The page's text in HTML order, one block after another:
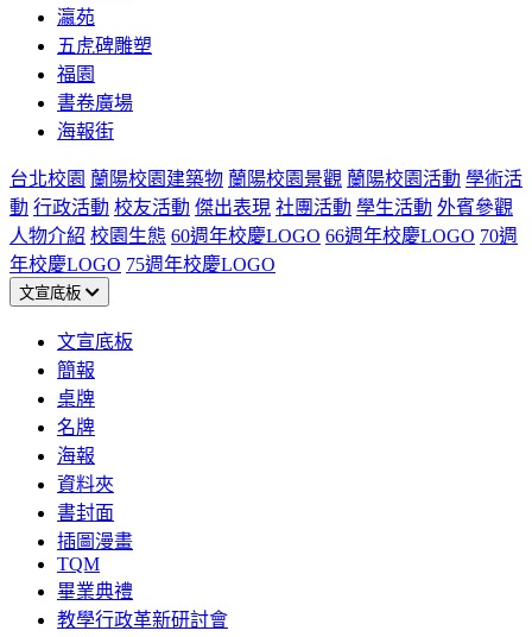
瀛苑
五虎碑雕塑
福園
書卷廣場
海報街
台北校園 蘭陽校園建築物 蘭陽校園景觀 蘭陽校園活動 學術活
動 行政活動 校友活動 傑出表現 社團活動 學生活動 外賓參觀
人物介紹 校園生態 60週年校慶LOGO 66週年校慶LOGO 70週
年校慶LOGO 75週年校慶LOGO
文宣底板
文宣底板
簡報
桌牌
名牌
海報
資料夾
書封面
插圖漫畫
TQM
畢業典禮
教學行政革新研討會